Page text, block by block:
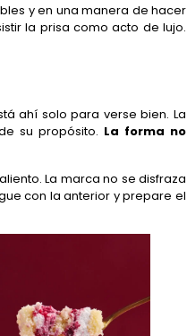
y en una manera de hacer
la prisa como acto de lujo.
ahí solo para verse bien. La
su propósito. La forma no
La marca no se disfraza
con la anterior y prepare el